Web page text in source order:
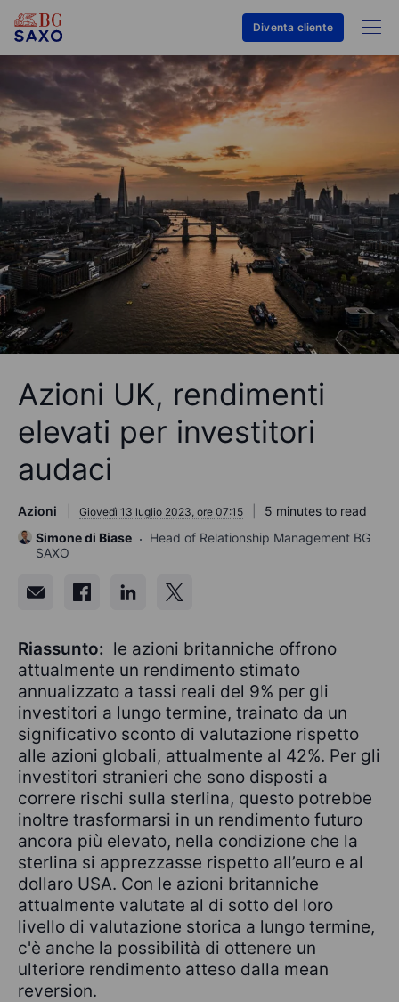
Diventa cliente
Azioni UK, rendimenti
elevati per investitori
audaci
Azioni Giovedì 13 luglio 2023, ore 07:15
5 minutes to read
Simone di Biase
Head of Relationship Management BG
SAXO
Riassunto: le azioni britanniche offrono
attualmente un rendimento stimato
annualizzato a tassi reali del 9% per gli
investitori a lungo termine, trainato da un
significativo sconto di valutazione rispetto
alle azioni globali, attualmente al 42%. Per gli
investitori stranieri che sono disposti a
correre rischi sulla sterlina, questo potrebbe
inoltre trasformarsi in un rendimento futuro
ancora più elevato, nella condizione che la
sterlina si apprezzasse rispetto all’euro e al
dollaro USA. Con le azioni britanniche
attualmente valutate al di sotto del loro
livello di valutazione storica a lungo termine,
c'è anche la possibilità di ottenere un
ulteriore rendimento atteso dalla mean
reversion.